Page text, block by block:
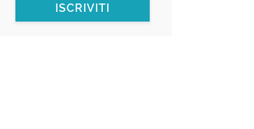
ISCRIVITI